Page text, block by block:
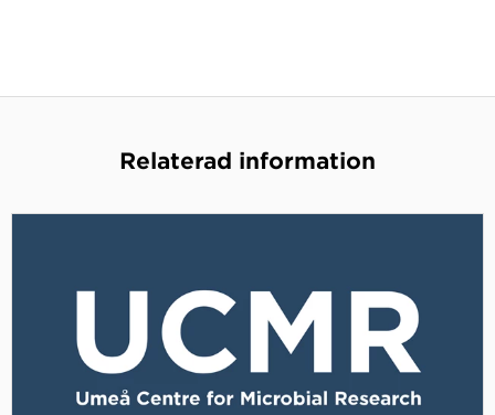
Relaterad information